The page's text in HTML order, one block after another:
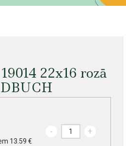
22x16 rozā
13.59 €
- +